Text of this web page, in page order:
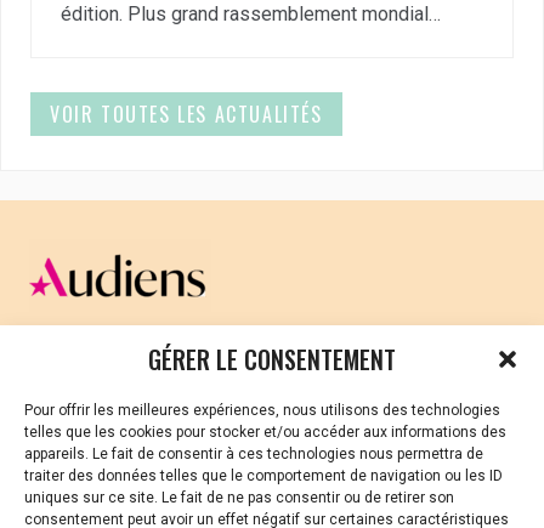
GÉRER LE CONSENTEMENT
Pour offrir les meilleures expériences, nous utilisons des technologies
telles que les cookies pour stocker et/ou accéder aux informations des
appareils. Le fait de consentir à ces technologies nous permettra de
traiter des données telles que le comportement de navigation ou les ID
uniques sur ce site. Le fait de ne pas consentir ou de retirer son
consentement peut avoir un effet négatif sur certaines caractéristiques
édition. Plus grand rassemblement mondial…
VOIR TOUTES LES ACTUALITÉS
CELLULE D’ÉCOUTE ET DE SOUTIEN PSYCHOLOGIQUE ET
Vous avez été témoin ou vous êtes victime de VSS ? Ou
vous êtes référent·es harcèlement en besoin de soutien
ou d’informations ?
01 87 20 30 90